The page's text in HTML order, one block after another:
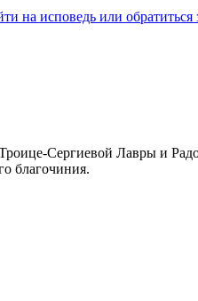
на исповедь или
Сергиевой Лавры и
благочиния.